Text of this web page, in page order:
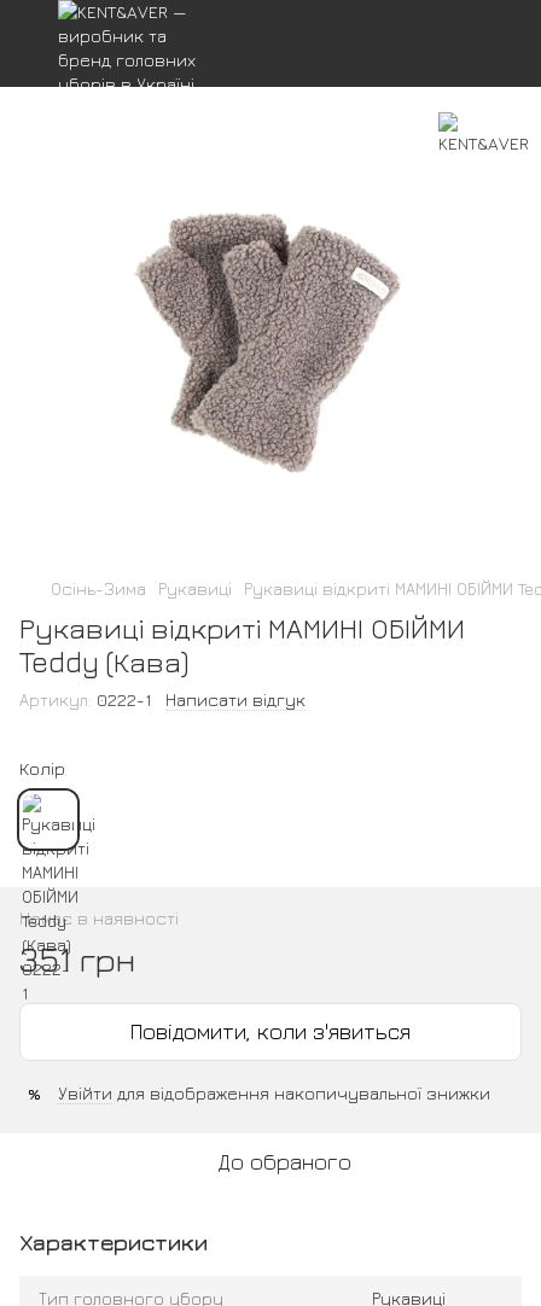
Осінь-Зима Рукавиці Рукавиці відкриті МАМИНІ ОБІЙМИ
Рукавиці відкриті МАМИНІ ОБІЙМИ
Teddy (Кава)
Артикул: 0222-1 Написати відгук
Колір
Немає в наявності
351 грн
Повідомити, коли з'явиться
% Увійти для відображення накопичувальної знижки
До обраного
Характеристики
Тип головного убору Рукавиці